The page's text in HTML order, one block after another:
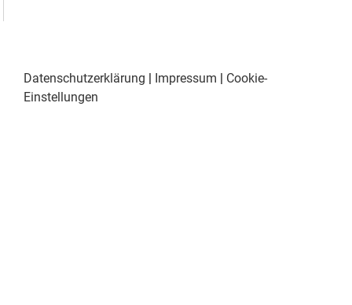
Datenschutzerklärung | Impressum | Cookie-
Einstellungen